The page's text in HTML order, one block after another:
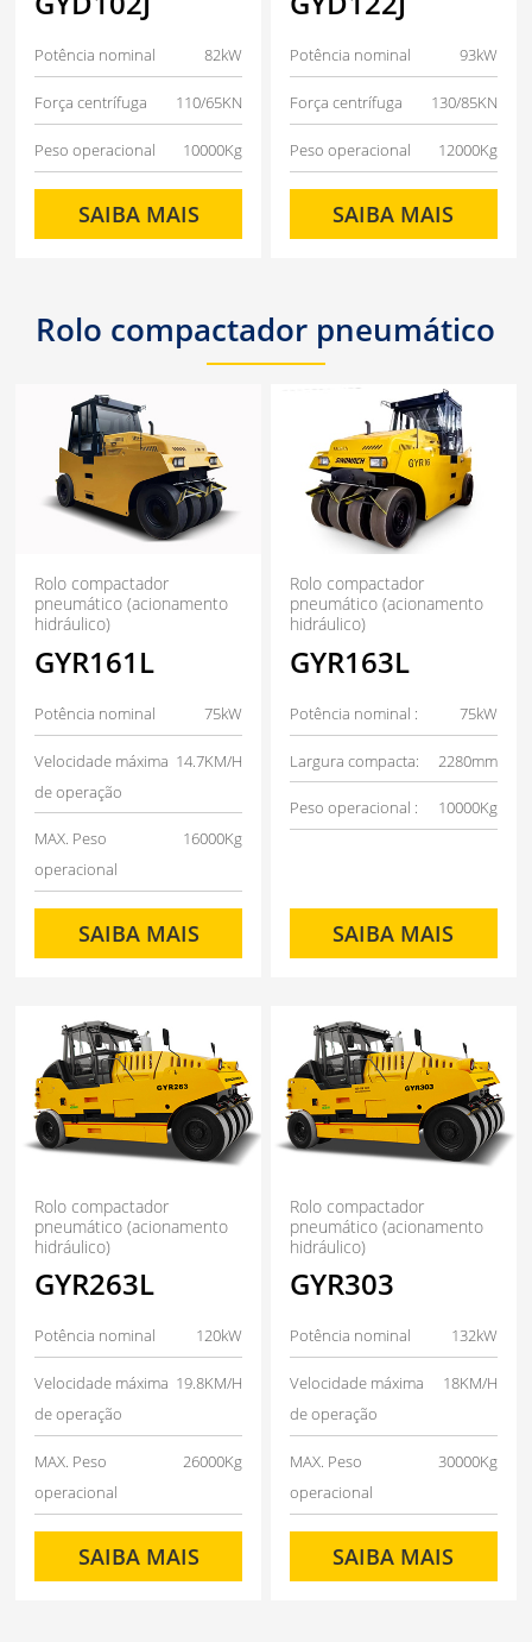
Potência nominal 82kW
Força centrífuga 110/65KN
Peso operacional 10000Kg
SAIBA MAIS
Potência nominal 93kW
Força centrífuga 130/85KN
Peso operacional 12000Kg
SAIBA MAIS
Rolo compactador pneumático
Rolo compactador
pneumático (acionamento
hidráulico)
GYR161L
Potência nominal 75kW
Velocidade máxima
de operação
14.7KM/H
MAX. Peso
operacional
16000Kg
SAIBA MAIS
Rolo compactador
pneumático (acionamento
hidráulico)
GYR163L
Potência nominal : 75kW
Largura compacta: 2280mm
Peso operacional : 10000Kg
SAIBA MAIS
Rolo compactador
pneumático (acionamento
hidráulico)
GYR263L
Potência nominal 120kW
Velocidade máxima
de operação
19.8KM/H
MAX. Peso
operacional
26000Kg
SAIBA MAIS
Rolo compactador
pneumático (acionamento
hidráulico)
GYR303
Potência nominal 132kW
Velocidade máxima
de operação
18KM/H
MAX. Peso
operacional
30000Kg
SAIBA MAIS